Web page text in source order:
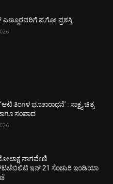
ಎಣ್ಮೂರವರಿಗೆ ಪ.ಗೋ ಪ್ರಶಸ್ತಿ
ತಿಂಗಳ ಭೂತಾರಾಧನೆ’ : ಸಾಕ್ಷ್ಯ ಚಿತ್ರ
ಸಂವಾದ
ನಾಗವೇಣಿ
ಇನ್ 21 ಸೆಂಚುರಿ ಇಂಡಿಯಾ